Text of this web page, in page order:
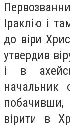
Іраклію і
до віри
утвердив
і в
начальник
побачивши,
вірити в